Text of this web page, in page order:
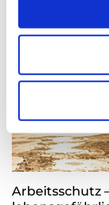
Arbeitsschutz